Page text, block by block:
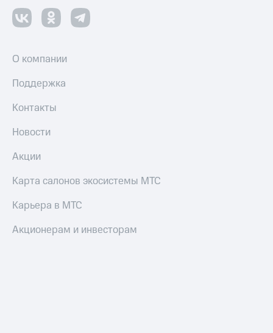
О компании
Поддержка
Контакты
Новости
Акции
Карта салонов экосистемы МТС
Карьера в МТС
Акционерам и инвесторам